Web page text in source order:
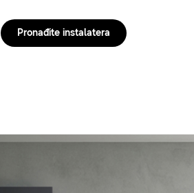
Pronađite instalatera